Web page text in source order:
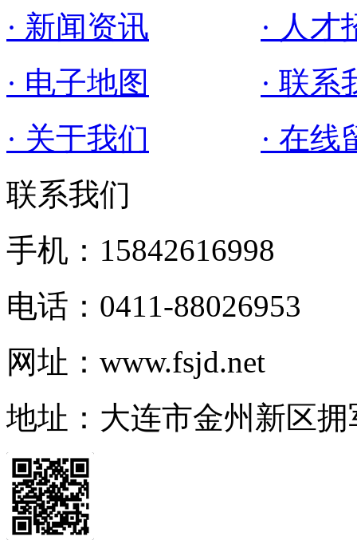
· 新闻资讯
· 人才
· 电子地图
· 联系
· 关于我们
· 在线
联系我们
手机：15842616998
电话：0411-88026953
网址：www.fsjd.net
地址：大连市金州新区